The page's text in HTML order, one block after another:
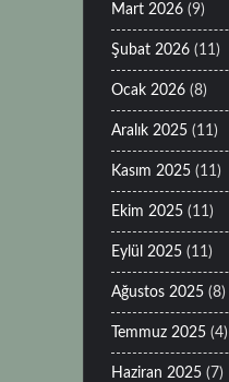
Mart 2026(9)
Şubat 2026(11)
Ocak 2026(8)
Aralık 2025(11)
Kasım 2025(11)
Ekim 2025(11)
Eylül 2025(11)
Ağustos 2025(8)
Temmuz 2025(4)
Haziran 2025(7)